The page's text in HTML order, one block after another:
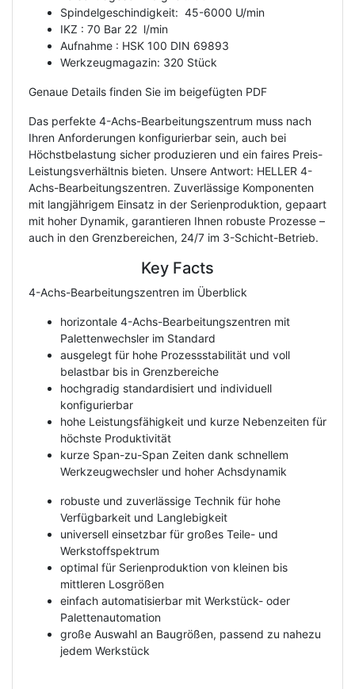
Spindelgeschindigkeit: 45-6000 U/min
IKZ : 70 Bar 22 l/min
Aufnahme : HSK 100 DIN 69893
Werkzeugmagazin: 320 Stück
Genaue Details finden Sie im beigefügten PDF
Das perfekte 4-Achs-Bearbeitungszentrum muss nach
Ihren Anforderungen konfigurierbar sein, auch bei
Höchstbelastung sicher produzieren und ein faires Preis-
Leistungsverhältnis bieten. Unsere Antwort: HELLER 4-
Achs-Bearbeitungszentren. Zuverlässige Komponenten
mit langjährigem Einsatz in der Serienproduktion, gepaart
mit hoher Dynamik, garantieren Ihnen robuste Prozesse –
auch in den Grenzbereichen, 24/7 im 3-Schicht-Betrieb.
Key Facts
4-Achs-Bearbeitungszentren im Überblick
horizontale 4-Achs-Bearbeitungszentren mit
Palettenwechsler im Standard
ausgelegt für hohe Prozessstabilität und voll
belastbar bis in Grenzbereiche
hochgradig standardisiert und individuell
konfigurierbar
hohe Leistungsfähigkeit und kurze Nebenzeiten für
höchste Produktivität
kurze Span-zu-Span Zeiten dank schnellem
Werkzeugwechsler und hoher Achsdynamik
robuste und zuverlässige Technik für hohe
Verfügbarkeit und Langlebigkeit
universell einsetzbar für großes Teile- und
Werkstoffspektrum
optimal für Serienproduktion von kleinen bis
mittleren Losgrößen
einfach automatisierbar mit Werkstück- oder
Palettenautomation
große Auswahl an Baugrößen, passend zu nahezu
jedem Werkstück